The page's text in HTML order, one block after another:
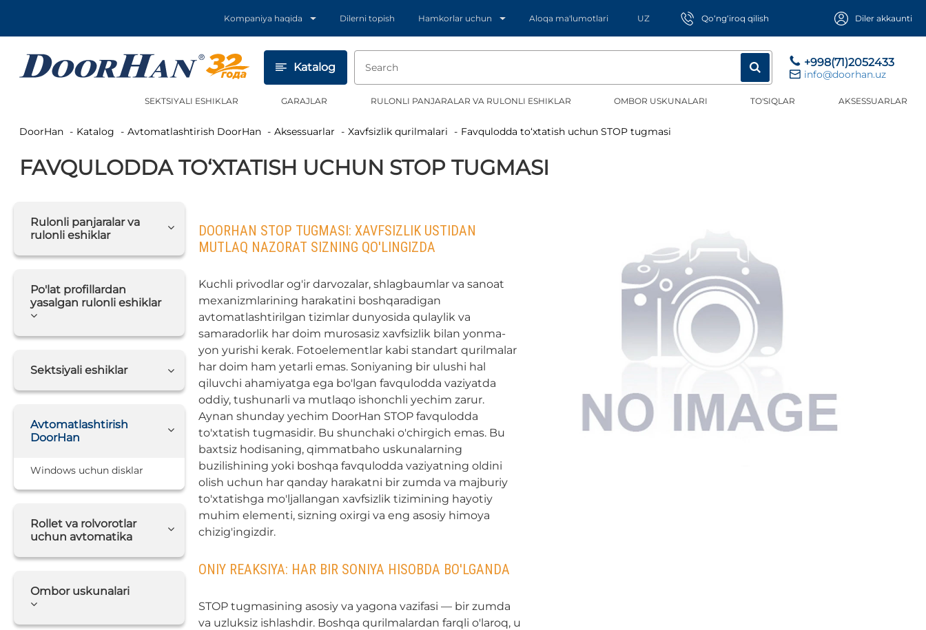
Kompaniya haqida Dilerni topish Hamkorlar uchun Aloqa ma'lumotlari UZ Qo‘ng‘iroq qilish Diler akkaunti
Katalog +998(71)2052433
info@doorhan.uz
SEKTSIYALI ESHIKLAR GARAJLAR RULONLI PANJARALAR VA RULONLI ESHIKLAR OMBOR USKUNALARI TO'SIQLAR AKSESSUARLAR
DoorHan Katalog Avtomatlashtirish DoorHan Aksessuarlar Xavfsizlik qurilmalari Favqulodda to‘xtatish uchun STOP tugmasi
FAVQULODDA TO‘XTATISH UCHUN STOP TUGMASI
Rulonli panjaralar va
rulonli eshiklar
Po'lat profillardan
yasalgan rulonli eshiklar
Sektsiyali eshiklar
Avtomatlashtirish
DoorHan
Windows uchun disklar
Rollet va rolvorotlar
uchun avtomatika
Ombor uskunalari
DOORHAN STOP TUGMASI: XAVFSIZLIK USTIDAN
MUTLAQ NAZORAT SIZNING QO'LINGIZDA
Kuchli privodlar og'ir darvozalar, shlagbaumlar va sanoat
mexanizmlarining harakatini boshqaradigan
avtomatlashtirilgan tizimlar dunyosida qulaylik va
samaradorlik har doim murosasiz xavfsizlik bilan yonma-
yon yurishi kerak. Fotoelementlar kabi standart qurilmalar
har doim ham yetarli emas. Soniyaning bir ulushi hal
qiluvchi ahamiyatga ega bo'lgan favqulodda vaziyatda
oddiy, tushunarli va mutlaqo ishonchli yechim zarur.
Aynan shunday yechim DoorHan STOP favqulodda
to'xtatish tugmasidir. Bu shunchaki o'chirgich emas. Bu
baxtsiz hodisaning, qimmatbaho uskunalarning
buzilishining yoki boshqa favqulodda vaziyatning oldini
olish uchun har qanday harakatni bir zumda va majburiy
to'xtatishga mo'ljallangan xavfsizlik tizimining hayotiy
muhim elementi, sizning oxirgi va eng asosiy himoya
chizig'ingizdir.
ONIY REAKSIYA: HAR BIR SONIYA HISOBDA BO'LGANDA
STOP tugmasining asosiy va yagona vazifasi — bir zumda
va uzluksiz ishlashdir. Boshqa qurilmalardan farqli o'laroq, u